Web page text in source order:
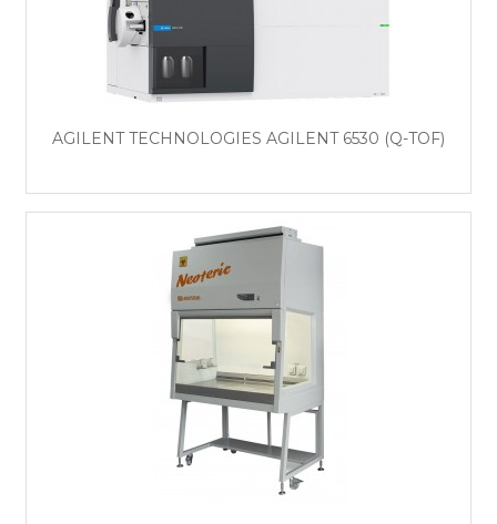
AGILENT TECHNOLOGIES AGILENT 6530 (Q-TOF)